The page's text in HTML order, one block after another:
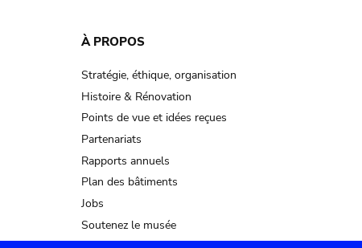
À PROPOS
Stratégie, éthique, organisation
Histoire & Rénovation
Points de vue et idées reçues
Partenariats
Rapports annuels
Plan des bâtiments
Jobs
Soutenez le musée